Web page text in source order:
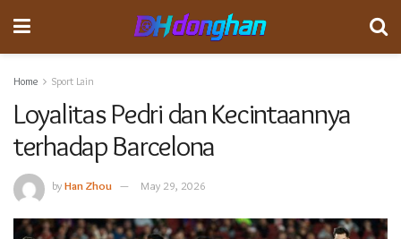
Home Sport Lain
Loyalitas Pedri dan Kecintaannya
terhadap Barcelona
byHan Zhou May 29, 2026